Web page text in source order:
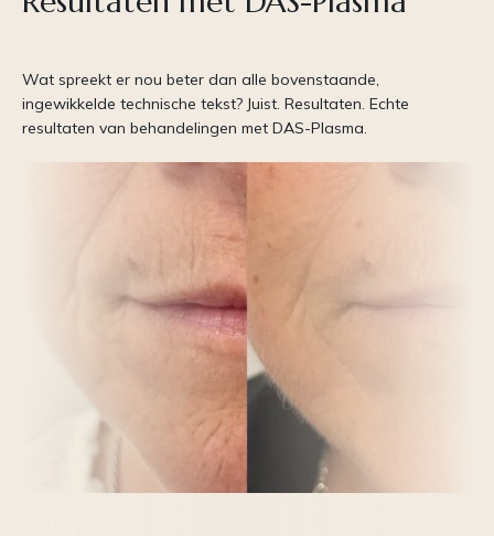
Wat spreekt er nou beter dan alle bovenstaande,
ingewikkelde technische tekst? Juist. Resultaten. Echte
resultaten van behandelingen met DAS-Plasma.